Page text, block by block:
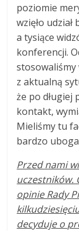
poziomie
wzięło
a tysiące
konferencji.
stosowaliśmy
z aktualną
że po długiej
kontakt,
Mieliśmy tu
bardzo
Przed nami
uczestników.
opinie Rady
decyduje o